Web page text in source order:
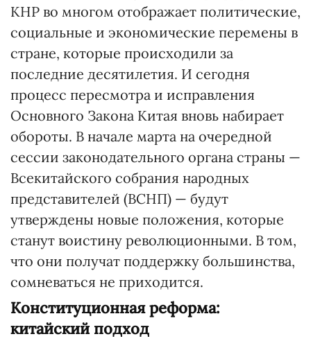
КНР во многом отображает политические,
социальные и экономические перемены в
стране, которые происходили за
последние десятилетия. И сегодня
процесс пересмотра и исправления
Основного Закона Китая вновь набирает
обороты. В начале марта на очередной
сессии законодательного органа страны —
Всекитайского собрания народных
представителей (ВСНП) — будут
утверждены новые положения, которые
станут воистину революционными. В том,
что они получат поддержку большинства,
сомневаться не приходится.
Конституционная реформа:
китайский подход